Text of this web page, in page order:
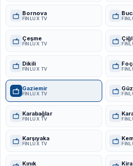
Bornova
FINLUX TV
Çeşme
FINLUX TV
Dikili
FINLUX TV
Gaziemir
FINLUX TV
Karabağlar
FINLUX TV
Karşıyaka
FINLUX TV
Kınık